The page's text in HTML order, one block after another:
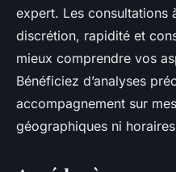
William•20 juin 2025 •3 min
expert. Les consultations
discrétion, rapidité et
mieux comprendre vos
Bénéficiez d’analyses
accompagnement sur
géographiques ni